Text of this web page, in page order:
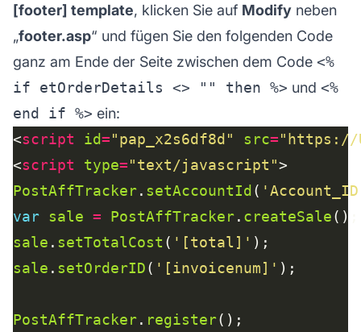
[footer] template, klicken Sie auf Modify neben
„footer.asp“ und fügen Sie den folgenden Code
ganz am Ende der Seite zwischen dem Code <%
if etOrderDetails <> "" then %> und <%
end if %> ein:
<script id="pap_x2s6df8d" src="https://
<script type="text/javascript"
PostAffTracker. setAccountId(
var sale = PostAffTracker. createSale
sale . setTotalCost ( '[total]'
sale . setOrderID( '[invoicenum]'
PostAffTracker. register